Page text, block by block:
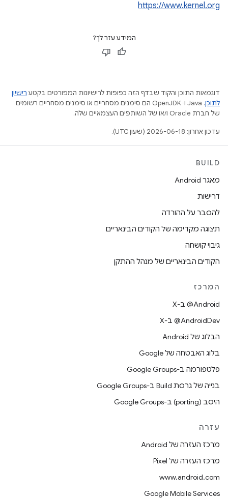
https://www.kernel.org
המידע עזר לך?
דוגמאות התוכן והקוד שבדף הזה כפופות לרישיונות המפורטים בקטע רישיון
לתוכן
.‏ Java ו-OpenJDK הם סימנים מסחריים או סימנים מסחריים רשומים
של חברת Oracle ו/או של השותפים העצמאיים שלה.
עדכון אחרון: 2026-06-18 (שעון UTC).
BUILD
מאגר Android
דרישות
להסבר על ההורדה
תצוגה מקדימה של הקודים הבינאריים
גיבוי קושחה
הקודים הבינאריים של מנהל ההתקן
המרכז
‫‎@Android ב-X
‫‎@AndroidDev ב-X
הבלוג של Android
בלוג האבטחה של Google
פלטפורמה ב-Google Groups
בנייה של גרסת Build ב-Google Groups
היסב (porting) ב-Google Groups
עזרה
מרכז העזרה של Android
מרכז העזרה של Pixel
www.android.com
Google Mobile Services